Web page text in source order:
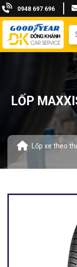
0948 697 696
LỐP
Lốp xe theo